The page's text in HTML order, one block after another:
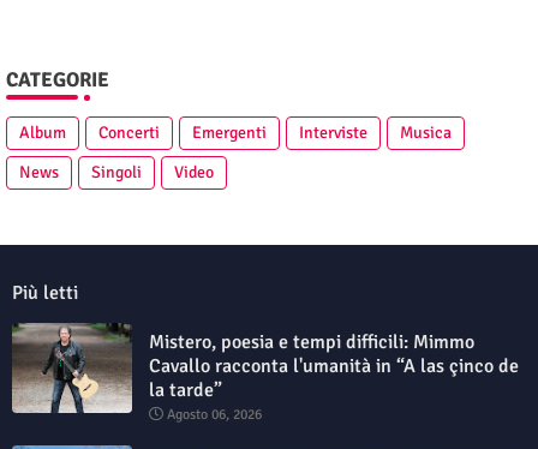
CATEGORIE
Album Concerti Emergenti Interviste
Musica
News
Singoli Video
Più letti
Mistero, poesia e tempi difficili: Mimmo
Cavallo racconta l'umanità in “A las çinco de
la tarde”
Agosto 06, 2026